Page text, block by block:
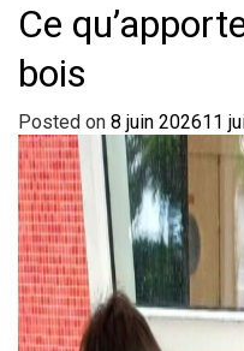
Ce
bois
Posted on 8 juin 202611